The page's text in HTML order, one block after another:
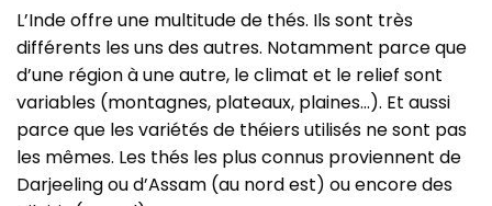
L’Inde offre une multitude de thés. Ils sont très
différents les uns des autres. Notamment parce que
d’une région à une autre, le climat et le relief sont
variables (montagnes, plateaux, plaines…). Et aussi
parce que les variétés de théiers utilisés ne sont pas
les mêmes. Les thés les plus connus proviennent de
Darjeeling ou d’Assam (au nord est) ou encore des